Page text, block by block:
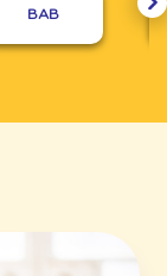
BAB